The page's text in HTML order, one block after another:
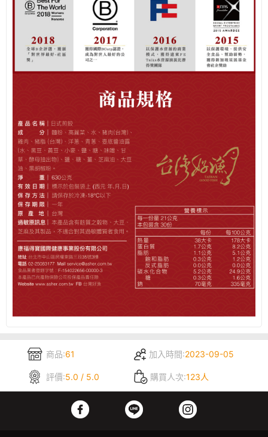
商品:61 加入時間:2023-09-05
評價:5.0 / 5.0 購買人次:123人